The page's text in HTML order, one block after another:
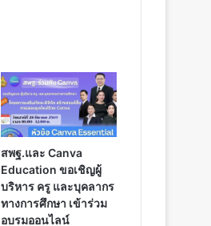
สพฐ.และ Canva
Education ขอเชิญผู้
บริหาร ครู และบุคลากร
ทางการศึกษา เข้าร่วม
อบรมออนไลน์